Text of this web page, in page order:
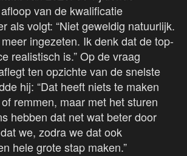
van de kwalificatie
als volgt: “Niet geweldig natuurlijk.
ingezeten. Ik denk dat de top-
realistisch is.” Op de vraag
ten opzichte van de snelste
hij: “Dat heeft niets te maken
remmen, maar met het sturen
hebben dat net wat beter door
we, zodra we dat ook
hele grote stap maken.”